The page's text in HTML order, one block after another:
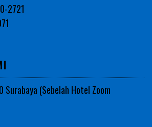
2721
Surabaya (Sebelah Hotel Zoom